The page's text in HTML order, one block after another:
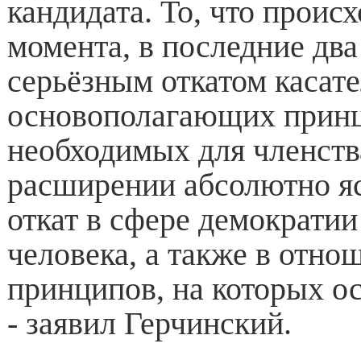
кандидата. То, что
момента, в последние два
серьёзным откатом
основополагающих
необходимых для
расширении абсолютно
откат в сфере
человека, а также в
принципов, на которых
- заявил Герчинский.